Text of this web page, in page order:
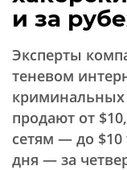
и за
Эксперты
теневом
криминальных
продают от
сетям — до $10
дня — за